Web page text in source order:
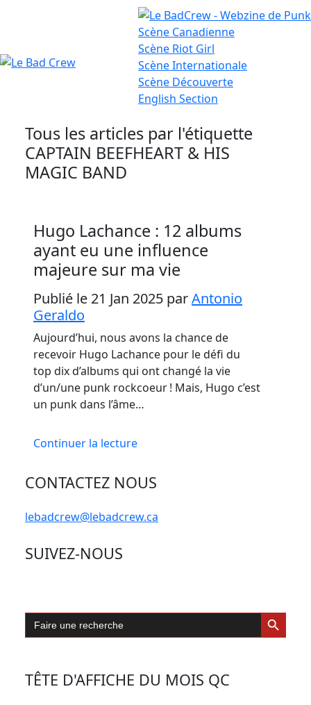
Crew
Scène Canadienne
Scène Riot Girl
ScèneInternationale
Scène Découverte
English Section
Tous les articles par l'étiquette
CAPTAIN BEEFHEART & HIS
MAGIC BAND
Hugo Lachance : 12 albums
ayant eu une influence
majeure sur ma vie
Publié le 21 Jan 2025 parAntonio
Geraldo
Aujourd’hui, nous avons la chance de
recevoir Hugo Lachance pour le défi du
top dix d’albums qui ont changé la vie
d’un/une punk rockcoeur ! Mais, Hugo c’est
un punk dans l’âme…
Continuer la lecture
CONTACTEZ NOUS
lebadcrew@lebadcrew.ca
SUIVEZ-NOUS
Search
for:
Search Button
TÊTE D'AFFICHE DU MOIS QC